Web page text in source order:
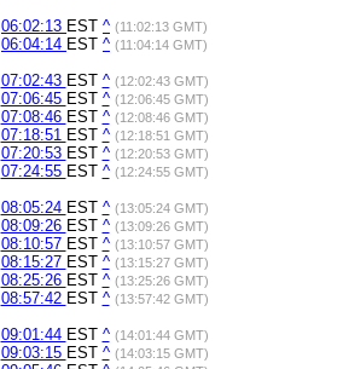
06:02:13 EST ^ (11:02:13 GMT)
06:04:14 EST ^ (11:04:14 GMT)
07:02:43 EST ^ (12:02:43 GMT)
07:06:45 EST ^ (12:06:45 GMT)
07:08:46 EST ^ (12:08:46 GMT)
07:18:51 EST ^ (12:18:51 GMT)
07:20:53 EST ^ (12:20:53 GMT)
07:24:55 EST ^ (12:24:55 GMT)
08:05:24 EST ^ (13:05:24 GMT)
08:09:26 EST ^ (13:09:26 GMT)
08:10:57 EST ^ (13:10:57 GMT)
08:15:27 EST ^ (13:15:27 GMT)
08:25:26 EST ^ (13:25:26 GMT)
08:57:42 EST ^ (13:57:42 GMT)
09:01:44 EST ^ (14:01:44 GMT)
09:03:15 EST ^ (14:03:15 GMT)